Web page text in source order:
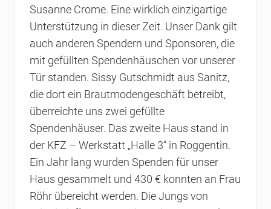
Susanne Crome. Eine wirklich einzigartige
Unterstützung in dieser Zeit. Unser Dank gilt
auch anderen Spendern und Sponsoren, die
mit gefüllten Spendenhäuschen vor unserer
Tür standen. Sissy Gutschmidt aus Sanitz,
die dort ein Brautmodengeschäft betreibt,
überreichte uns zwei gefüllte
Spendenhäuser. Das zweite Haus stand in
der KFZ – Werkstatt „Halle 3“ in Roggentin.
Ein Jahr lang wurden Spenden für unser
Haus gesammelt und 430 € konnten an Frau
Röhr übereicht werden. Die Jungs von